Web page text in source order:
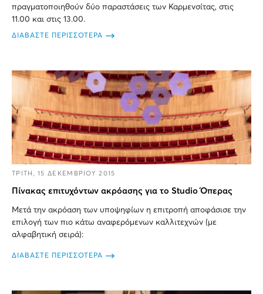
πραγματοποιηθούν δύο παραστάσεις των Καρμενσίτας, στις
11.00 και στις 13.00.
ΔΙΑΒΑΣΤΕ ΠΕΡΙΣΣΟΤΕΡΑ
ΤΡΙΤΗ, 15 ΔΕΚΕΜΒΡΙΟΥ 2015
Πίνακας επιτυχόντων ακρόασης για το Studio Όπερας
Μετά την ακρόαση των υποψηφίων η επιτροπή αποφάσισε την
επιλογή των πιο κάτω αναφερόμενων καλλιτεχνών (με
αλφαβητική σειρά):
ΔΙΑΒΑΣΤΕ ΠΕΡΙΣΣΟΤΕΡΑ